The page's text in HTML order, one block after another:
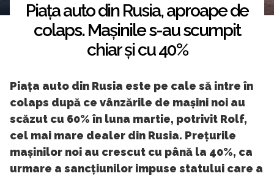
Piața auto din Rusia, aproape de
colaps. Mașinile s-au scumpit
chiar și cu 40%
Piața auto din Rusia este pe cale să intre în
colaps după ce vânzările de mașini noi au
scăzut cu 60% în luna martie, potrivit Rolf,
cel mai mare dealer din Rusia. Prețurile
mașinilor noi au crescut cu până la 40%, ca
urmare a sancțiunilor impuse statului care a